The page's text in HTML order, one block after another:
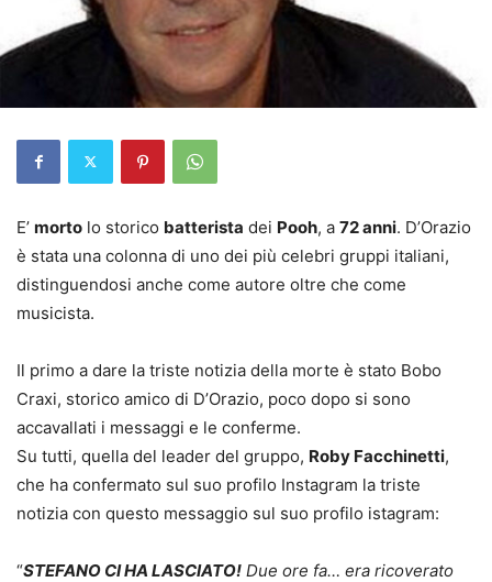
E’ morto lo storico batterista dei Pooh, a 72 anni. D’Orazio
è stata una colonna di uno dei più celebri gruppi italiani,
distinguendosi anche come autore oltre che come
musicista.
Il primo a dare la triste notizia della morte è stato Bobo
Craxi, storico amico di D’Orazio, poco dopo si sono
accavallati i messaggi e le conferme.
Su tutti, quella del leader del gruppo, Roby Facchinetti,
che ha confermato sul suo profilo Instagram la triste
notizia con questo messaggio sul suo profilo istagram:
“STEFANO CI HA LASCIATO! Due ore fa… era ricoverato